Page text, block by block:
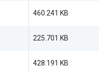
460.241 KB
225.701 KB
428.191 KB